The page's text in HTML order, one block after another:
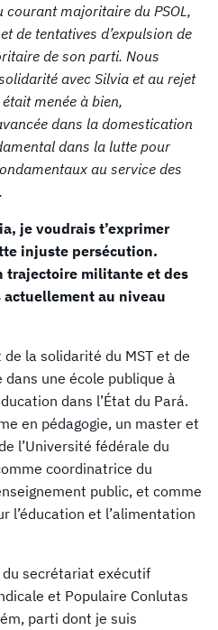
majoritaire du PSOL,
de tentatives d’expulsion de
de son parti. Nous
avec Silvia et au rejet
menée à bien,
dans la domestication
dans la lutte pour
au service des
je voudrais t’exprimer
injuste persécution.
trajectoire militante et des
au niveau
la solidarité du MST et de
dans une école publique à
dans l’État du Pará.
en pédagogie, un master et
l’Université fédérale du
coordinatrice du
public, et comme
l’éducation et l’alimentation
du secrétariat exécutif
et Populaire Conlutas
parti dont je suis